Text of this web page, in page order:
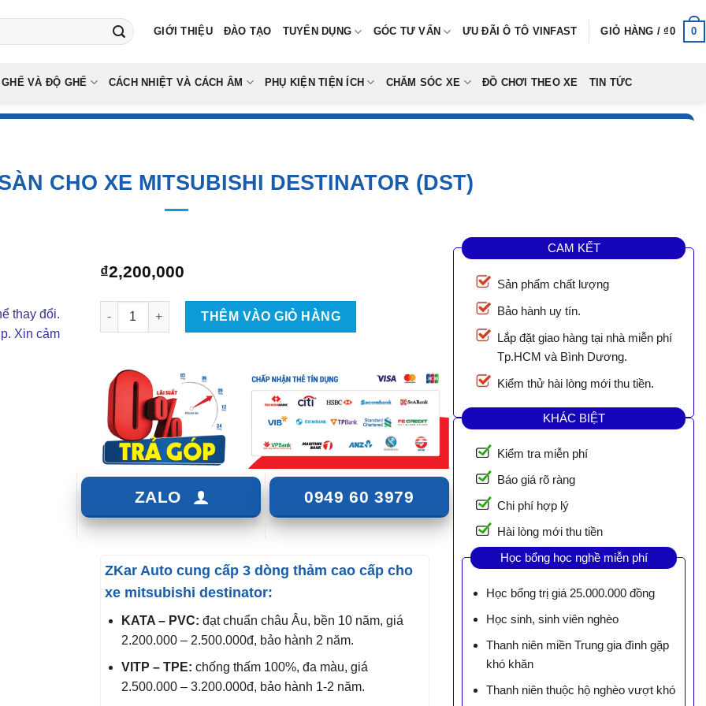
GIỚI THIỆU ĐÀO TẠO TUYỂN DỤNG GÓC TƯ VẤN ƯU ĐÃI Ô TÔ VINFAST GIỎ HÀNG /₫0 0
VÀ ĐỘ GHẾ CÁCH NHIỆT VÀ CÁCH ÂM PHỤ KIỆN TIỆN ÍCH CHĂM SÓC XE ĐỒ CHƠI THEO XE TIN TỨC
CHO XE MITSUBISHI DESTINATOR (DST)
thay đổi.
Xin cảm
₫2,200,000
Thảm Lót Sàn Cho Xe Mitsubishi Destinator (DST) số lượng
THÊM VÀO GIỎ HÀNG
ZALO 0949 60 3979
ZKar Auto cung cấp 3 dòng thảm cao cấp cho
xe mitsubishi destinator:
KATA – PVC: đạt chuẩn châu Âu, bền 10 năm, giá
2.200.000 – 2.500.000đ, bảo hành 2 năm.
VITP – TPE: chống thấm 100%, đa màu, giá
2.500.000 – 3.200.000đ, bảo hành 1-2 năm.
CAM KẾT
Sản phẩm chất lượng
Bảo hành uy tín.
Lắp đặt giao hàng tại nhà miễn phí
Tp.HCM và Bình Dương.
Kiểm thử hài lòng mới thu tiền.
KHÁC BIỆT
Kiểm tra miễn phí
Báo giá rõ ràng
Chi phí hợp lý
Hài lòng mới thu tiền
Học bổng học nghề miễn phí
Học bổng trị giá 25.000.000 đồng
Học sinh, sinh viên nghèo
Thanh niên miền Trung gia đình gặp
khó khăn
Thanh niên thuộc hộ nghèo vượt khó